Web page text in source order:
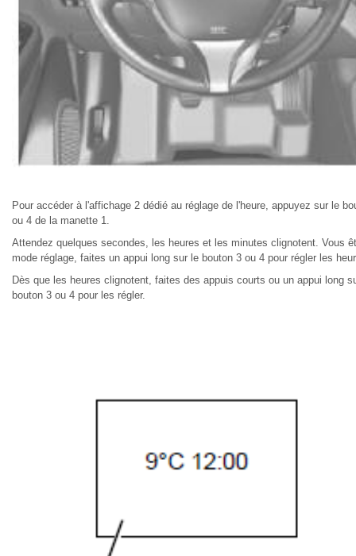
Pour accéder à l'affichage 2 dédié au réglage de l'heure, appuyez sur le
ou 4 de la manette 1.
Attendez quelques secondes, les heures et les minutes clignotent. Vous
mode réglage, faites un appui long sur le bouton 3 ou 4 pour régler les
Dès que les heures clignotent, faites des appuis courts ou un appui long
bouton 3 ou 4 pour les régler.